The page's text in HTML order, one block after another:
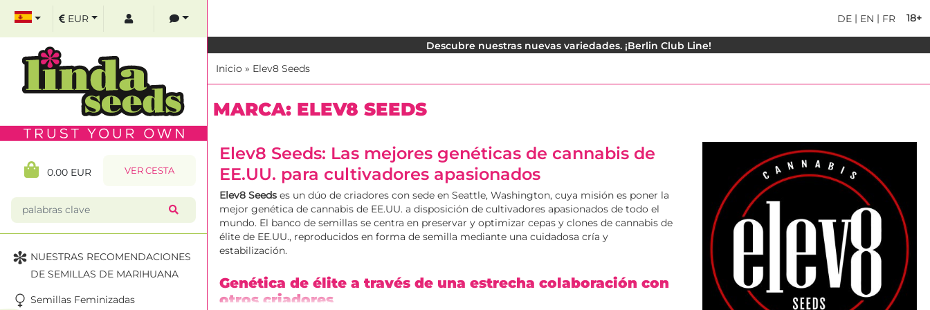
18+
DE | EN | FR
Descubre nuestras nuevas variedades. ¡Berlin Club Line!
Inicio » Elev8 Seeds
MARCA: ELEV8 SEEDS
Elev8 Seeds: Las mejores genéticas de cannabis de
EE.UU. para cultivadores apasionados
Elev8 Seeds es un dúo de criadores con sede en Seattle, Washington, cuya misión es poner la
mejor genética de cannabis de EE.UU. a disposición de cultivadores apasionados de todo el
mundo. El banco de semillas se centra en preservar y optimizar cepas y clones de cannabis de
élite de EE.UU., reproducidos en forma de semilla mediante una cuidadosa cría y
estabilización.
Genética de élite a través de una estrecha colaboración con
otros criadores
EUR
0.00 EUR VER CESTA
NUESTRAS RECOMENDACIONES
DE SEMILLAS DE MARIHUANA
Semillas Feminizadas